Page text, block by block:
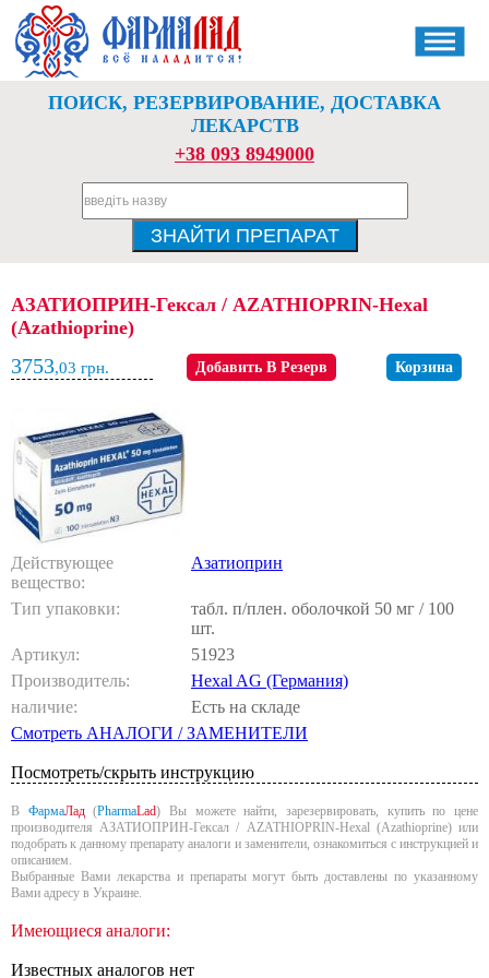
ПОИСК, РЕЗЕРВИРОВАНИЕ, ДОСТАВКА
ЛЕКАРСТВ
+38 093 8949000
АЗАТИОПРИН-Гексал / AZATHIOPRIN-Hexal
(Azathioprine)
3753,03 грн. Добавить В Резерв Корзина
Действующее
вещество:
Азатиоприн
Тип упаковки:
табл. п/плен. оболочкой 50 мг / 100
шт.
Артикул:
51923
Производитель:
Hexal AG (Германия)
наличие:
Есть на складе
Смотреть АНАЛОГИ / ЗАМЕНИТЕЛИ
Посмотреть/скрыть инструкцию
В ФармаЛад(PharmaLad) Вы можете найти, зарезервировать, купить по цене
производителя АЗАТИОПРИН-Гексал / AZATHIOPRIN-Hexal (Azathioprine) или
подобрать к данному препарату аналоги и заменители, ознакомиться с инструкцией и
описанием.
Выбранные Вами лекарства и препараты могут быть доставлены по указанному
Вами адресу в Украине.
Имеющиеся аналоги:
Известных аналогов нет